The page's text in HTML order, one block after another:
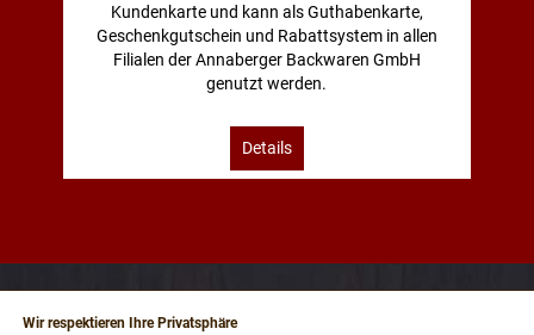
Wir respektieren Ihre Privatsphäre
Kundenkarte und kann als Guthabenkarte,
Geschenkgutschein und Rabattsystem in allen
Filialen der Annaberger Backwaren GmbH
genutzt werden.
Details